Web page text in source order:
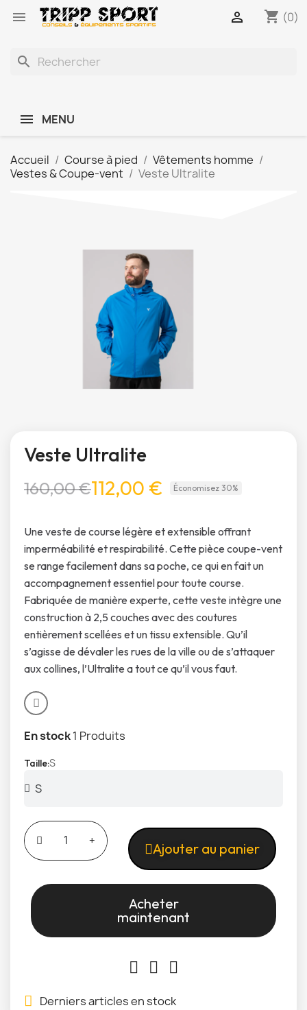
 shopping_cart (0)

search
MENU
Accueil Course à pied
Vêtements homme
Vestes & Coupe-vent
Veste Ultralite
Veste Ultralite
160,00 €112,00 € Économisez 30%
Une veste de course légère et extensible offrant
imperméabilité et respirabilité. Cette pièce coupe-vent
se range facilement dans sa poche, ce qui en fait un
accompagnement essentiel pour toute course.
Fabriquée de manière experte, cette veste intègre une
construction à 2,5 couches avec des coutures
entièrement scellées et un tissu extensible. Qu’il
s’agisse de dévaler les rues de la ville ou de s’attaquer
aux collines, l’Ultralite a tout ce qu’il vous faut.
En stock1 Produits
TailleS
Ajouter au panier
Acheter
maintenant
Derniers articles en stock